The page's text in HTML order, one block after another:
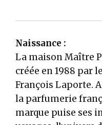
Naissance :
La maison Maître
créée en 1988 par
François Laporte.
la parfumerie
marque puise ses